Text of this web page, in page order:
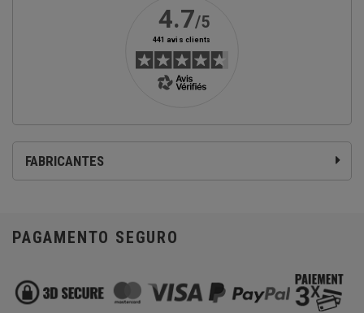
FABRICANTES
PAGAMENTO SEGURO